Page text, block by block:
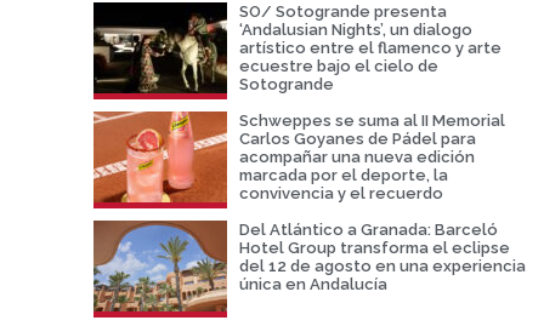
SO/ Sotogrande presenta
‘Andalusian Nights’, un dialogo
artístico entre el flamenco y arte
ecuestre bajo el cielo de
Sotogrande
Schweppes se suma al II Memorial
Carlos Goyanes de Pádel para
acompañar una nueva edición
marcada por el deporte, la
convivencia y el recuerdo
Del Atlántico a Granada: Barceló
Hotel Group transforma el eclipse
del 12 de agosto en una experiencia
única en Andalucía